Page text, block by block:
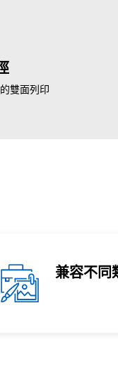
雙面列印
兼容不同